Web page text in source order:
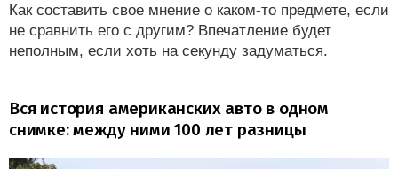
Как составить свое мнение о каком-то предмете, если
не сравнить его с другим? Впечатление будет
неполным, если хоть на секунду задуматься.
Вся история американских авто в одном
снимке: между ними 100 лет разницы